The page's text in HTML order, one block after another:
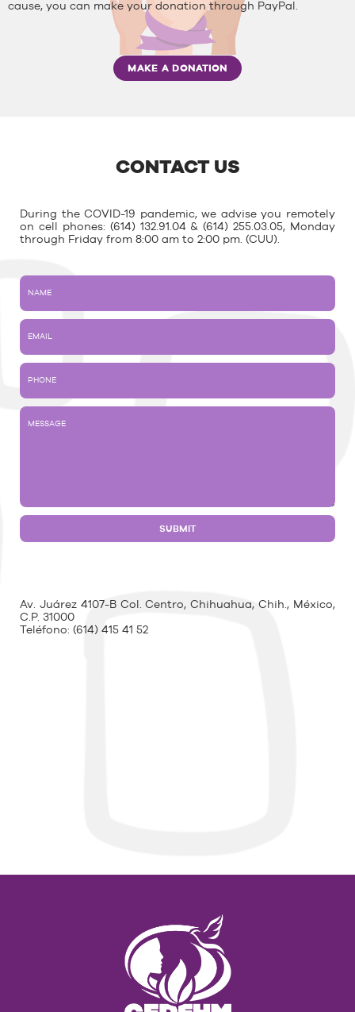
cause, you can make your donation through PayPal.
MAKE A DONATION
CONTACT US
During the COVID-19 pandemic, we advise you remotely
on cell phones: (614) 132.91.04 & (614) 255.03.05, Monday
through Friday from 8:00 am to 2:00 pm. (CUU).
Av. Juárez 4107-B Col. Centro, Chihuahua, Chih., México,
C.P. 31000
Teléfono: (614) 415 41 52